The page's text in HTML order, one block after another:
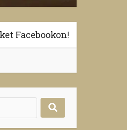
Facebookon!